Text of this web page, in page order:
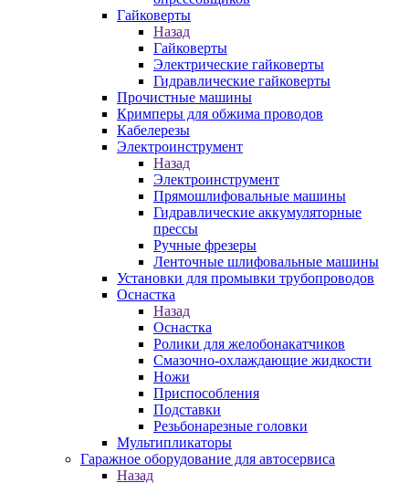
Гайковерты
Назад
Гайковерты
Электрические гайковерты
Гидравлические гайковерты
Прочистные машины
Кримперы для обжима проводов
Кабелерезы
Электроинструмент
Назад
Электроинструмент
Прямошлифовальные машины
Гидравлические аккумуляторные
прессы
Ручные фрезеры
Ленточные шлифовальные машины
Установки для промывки трубопроводов
Оснастка
Назад
Оснастка
Ролики для желобонакатчиков
Смазочно-охлаждающие жидкости
Ножи
Приспособления
Подставки
Резьбонарезные головки
Мультипликаторы
Гаражное оборудование для автосервиса
Назад